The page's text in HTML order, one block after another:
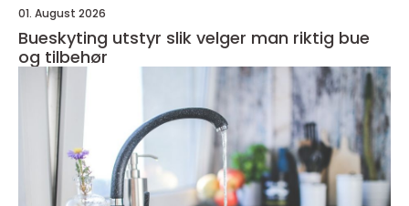
01. August 2026
Bueskyting utstyr slik velger man riktig bue
og tilbehør